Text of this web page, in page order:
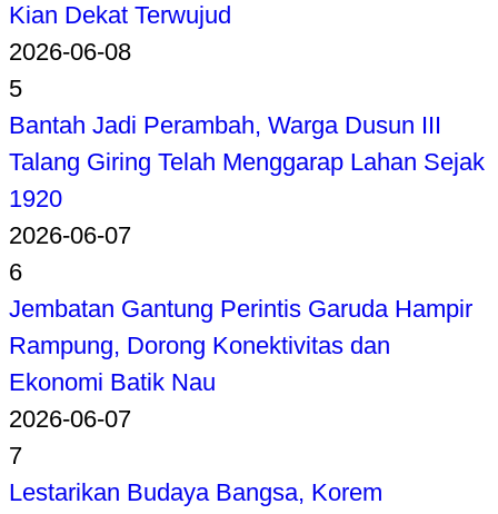
Kian Dekat Terwujud
2026-06-08
5
Bantah Jadi Perambah, Warga Dusun III
Talang Giring Telah Menggarap Lahan Sejak
1920
2026-06-07
6
Jembatan Gantung Perintis Garuda Hampir
Rampung, Dorong Konektivitas dan
Ekonomi Batik Nau
2026-06-07
7
Lestarikan Budaya Bangsa, Korem